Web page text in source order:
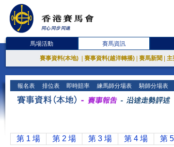
馬場活動 賽馬資訊
賽事資料(本地) 賽事資料(越洋轉播) 賽馬新聞 主
報名表 排位表 即時賠率 練馬師分場表 騎師分場表
第 1 場 第 2 場 第 3 場 第 4 場 第